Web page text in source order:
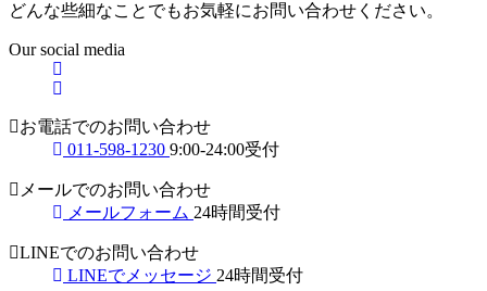
どんな些細なことでもお気軽にお問い合わせください。
Our social media
お電話でのお問い合わせ
011-598-1230 9:00-24:00受付
メールでのお問い合わせ
メールフォーム 24時間受付
LINEでのお問い合わせ
LINEでメッセージ 24時間受付